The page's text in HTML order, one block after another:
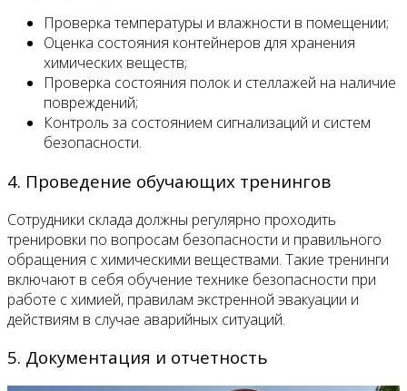
Проверка температуры и влажности в помещении;
Оценка состояния контейнеров для хранения
химических веществ;
Проверка состояния полок и стеллажей на наличие
повреждений;
Контроль за состоянием сигнализаций и систем
безопасности.
4. Проведение обучающих тренингов
Сотрудники склада должны регулярно проходить
тренировки по вопросам безопасности и правильного
обращения с химическими веществами. Такие тренинги
включают в себя обучение технике безопасности при
работе с химией, правилам экстренной эвакуации и
действиям в случае аварийных ситуаций.
5. Документация и отчетность